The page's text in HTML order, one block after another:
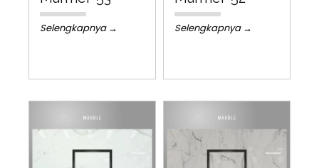
Selengkapnya → Selengkapnya →